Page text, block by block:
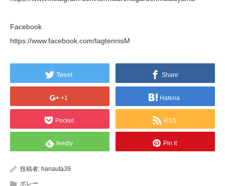
Facebook
https://www.facebook.com/tagtennisM
Tweet Share
+1 Hatena
Pocket RSS
feedly Pin it
投稿者: hanauta39
ボレー